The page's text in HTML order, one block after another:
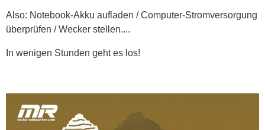
Also: Notebook-Akku aufladen / Computer-Stromversorgung
überprüfen / Wecker stellen....
In wenigen Stunden geht es los!